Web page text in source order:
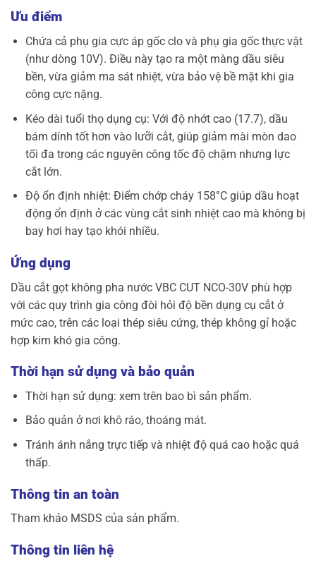
Ưu điểm
Chứa cả phụ gia cực áp gốc clo và phụ gia gốc thực vật
(như dòng 10V). Điều này tạo ra một màng dầu siêu
bền, vừa giảm ma sát nhiệt, vừa bảo vệ bề mặt khi gia
công cực nặng.
Kéo dài tuổi thọ dụng cụ: Với độ nhớt cao (17.7), dầu
bám dính tốt hơn vào lưỡi cắt, giúp giảm mài mòn dao
tối đa trong các nguyên công tốc độ chậm nhưng lực
cắt lớn.
Độ ổn định nhiệt: Điểm chớp cháy 158°C giúp dầu hoạt
động ổn định ở các vùng cắt sinh nhiệt cao mà không bị
bay hơi hay tạo khói nhiều.
Ứng dụng
Dầu cắt gọt không pha nước VBC CUT NCO-30V phù hợp
với các quy trình gia công đòi hỏi độ bền dụng cụ cắt ở
mức cao, trên các loại thép siêu cứng, thép không gỉ hoặc
hợp kim khó gia công.
Thời hạn sử dụng và bảo quản
Thời hạn sử dụng: xem trên bao bì sản phẩm.
Bảo quản ở nơi khô ráo, thoáng mát.
Tránh ánh nắng trực tiếp và nhiệt độ quá cao hoặc quá
thấp.
Thông tin an toàn
Tham khảo MSDS của sản phẩm.
Thông tin liên hệ